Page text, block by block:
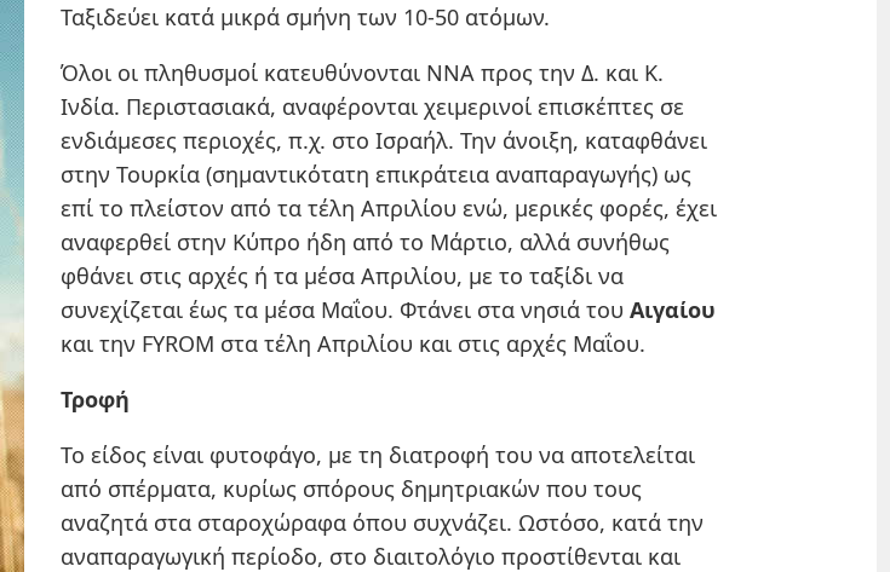
Ταξιδεύει κατά μικρά σμήνη των 10-50 ατόμων.
Όλοι οι πληθυσμοί κατευθύνονται ΝΝΑ προς την Δ. και Κ.
Ινδία. Περιστασιακά, αναφέρονται χειμερινοί επισκέπτες σε
ενδιάμεσες περιοχές, π.χ. στο Ισραήλ. Την άνοιξη, καταφθάνει
στην Τουρκία (σημαντικότατη επικράτεια αναπαραγωγής) ως
επί το πλείστον από τα τέλη Απριλίου ενώ, μερικές φορές, έχει
αναφερθεί στην Κύπρο ήδη από το Μάρτιο, αλλά συνήθως
φθάνει στις αρχές ή τα μέσα Απριλίου, με το ταξίδι να
συνεχίζεται έως τα μέσα Μαΐου. Φτάνει στα νησιά του Αιγαίου
και την FYROM στα τέλη Απριλίου και στις αρχές Μαΐου.
Τροφή
Το είδος είναι φυτοφάγο, με τη διατροφή του να αποτελείται
από σπέρματα, κυρίως σπόρους δημητριακών που τους
αναζητά στα σταροχώραφα όπου συχνάζει. Ωστόσο, κατά την
αναπαραγωγική περίοδο, στο διαιτολόγιο προστίθενται και